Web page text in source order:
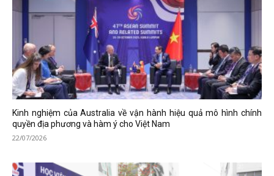
Kinh nghiệm của Australia về vận hành hiệu quả mô hình chính
quyền địa phương và hàm ý cho Việt Nam
22/07/2026